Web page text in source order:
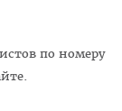
по номеру